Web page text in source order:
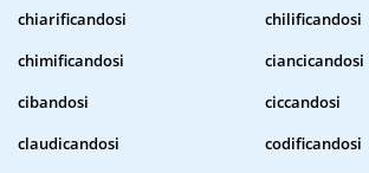
chiarificandosi
chilificandosi
chimificandosi
ciancicandosi
cibandosi
ciccandosi
claudicandosi
codificandosi